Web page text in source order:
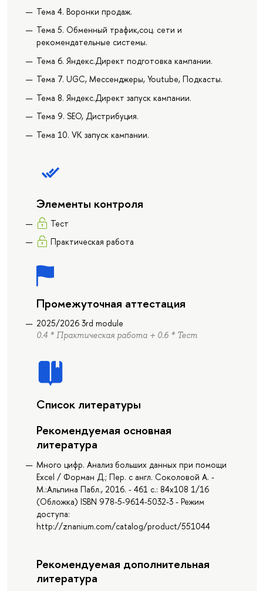
Тема 4. Воронки продаж.
Тема 5. Обменный трафик,соц. сети и
рекомендательные системы.
Тема 6. Яндекс.Директ подготовка кампании.
Тема 7. UGC, Мессенджеры, Youtube, Подкасты.
Тема 8. Яндекс.Директ запуск кампании.
Тема 9. SEO, Дистрибуция.
Тема 10. VK запуск кампании.
Элементы контроля
Тест
Практическая работа
Промежуточная аттестация
2025/2026 3rd module
0.4 * Практическая работа + 0.6 * Тест
Список литературы
Рекомендуемая основная
литература
Много цифр. Анализ больших данных при помощи
Excel / Форман Д.; Пер. с англ. Соколовой А. -
М.:Альпина Пабл., 2016. - 461 с.: 84x108 1/16
(Обложка) ISBN 978-5-9614-5032-3 - Режим
доступа:
http://znanium.com/catalog/product/551044
Рекомендуемая дополнительная
литература